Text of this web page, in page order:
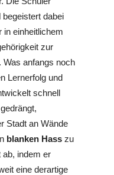
dabei
in einheitlichem
zur
Was anfangs noch
Lernerfolg und
schnell
Stadt an Wände
blanken Hass zu
ab, indem er
eine derartige